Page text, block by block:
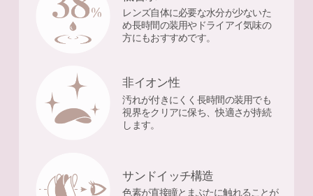
レンズ自体に必要な水分が少ないた
め長時間の装用やドライアイ気味の
方にもおすすめです。
非イオン性
汚れが付きにくく長時間の装用でも
視界をクリアに保ち、快適さが持続
します。
サンドイッチ構造
色素が直接瞳とまぶたに触れることが